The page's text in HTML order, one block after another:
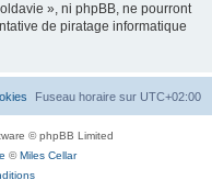
», ni phpBB, ne pourront
de piratage informatique
Fuseau horaire sur UTC+02:00
© phpBB Limited
©Miles Cellar